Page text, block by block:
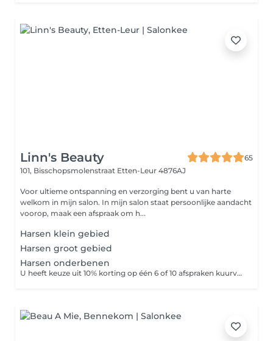
Linn's Beauty
65
101, Bisschopsmolenstraat Etten-Leur 4876AJ
Voor ultieme ontspanning en verzorging bent u van harte
welkom in mijn salon. In mijn salon staat persoonlijke aandacht
voorop, maak een afspraak om h...
Harsen klein gebied
Harsen groot gebied
Harsen onderbenen
U heeft keuze uit 10% korting op één 6 of 10 afspraken kuurverband of een Gratis verzorgend product voor thuis gebruik. Een aanbetaling van 50% zal vooraf aan de behandeling worden gevraagd. Het resterende bedrag betaald u in overleg op een ander moment.